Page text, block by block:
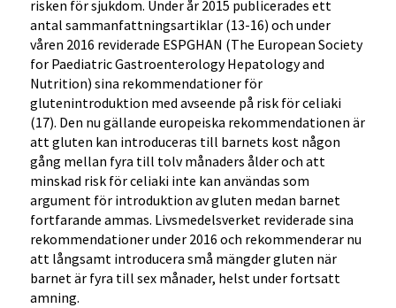
risken för sjukdom. Under år 2015 publicerades ett
antal sammanfattningsartiklar (13-16) och under
våren 2016 reviderade ESPGHAN (The European Society
for Paediatric Gastroenterology Hepatology and
Nutrition) sina rekommendationer för
glutenintroduktion med avseende på risk för celiaki
(17). Den nu gällande europeiska rekommendationen är
att gluten kan introduceras till barnets kost någon
gång mellan fyra till tolv månaders ålder och att
minskad risk för celiaki inte kan användas som
argument för introduktion av gluten medan barnet
fortfarande ammas. Livsmedelsverket reviderade sina
rekommendationer under 2016 och rekommenderar nu
att långsamt introducera små mängder gluten när
barnet är fyra till sex månader, helst under fortsatt
amning.